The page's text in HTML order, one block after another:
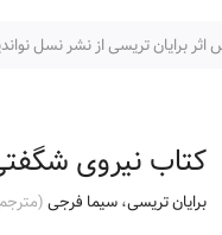
برایان تریسی از نشر نسل
کتاب نیروی
برایان تریسی،سیما فرجی